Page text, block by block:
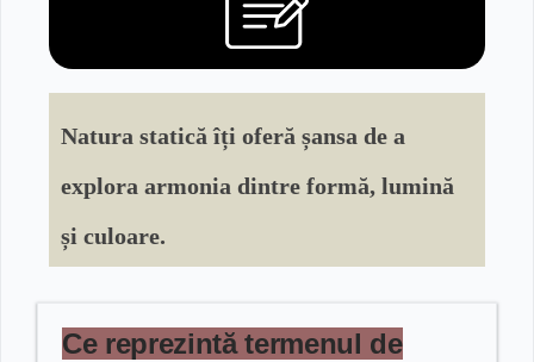
Natura statică îți oferă șansa de a
explora armonia dintre formă, lumină
și culoare.
Ce reprezintă termenul de